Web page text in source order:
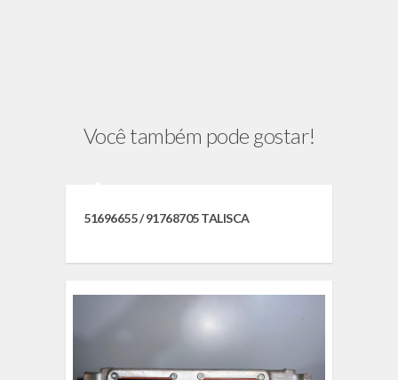
Você também pode gostar!
51696655 / 91768705 TALISCA